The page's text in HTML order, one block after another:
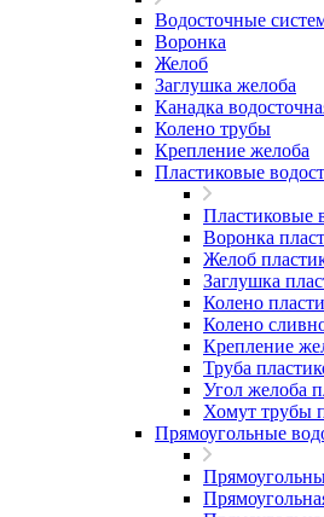
Водосточные
Воронка
Желоб
Заглушка желоба
Канадка
Колено трубы
Крепление желоба
Пластиковые
Пластиковые
Воронка
Желоб
Заглушка
Колено
Колено
Крепление
Труба
Угол желоба
Хомут трубы
Прямоугольные